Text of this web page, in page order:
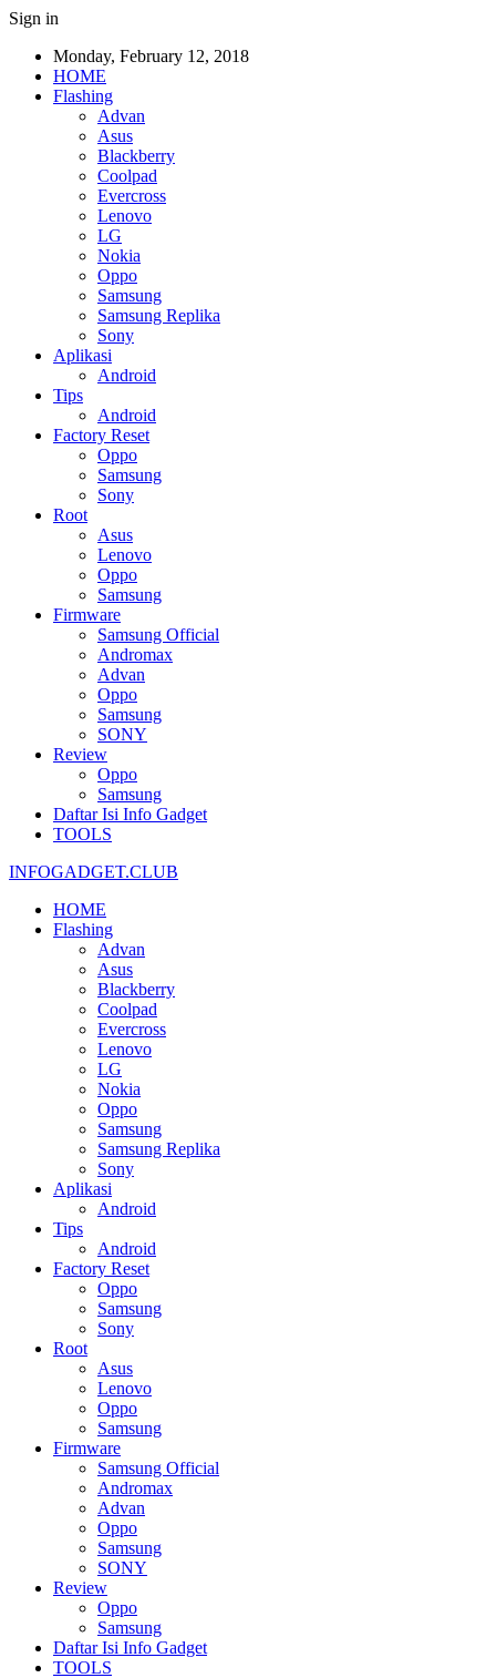
Sign in
Monday, February 12, 2018
HOME
Flashing
Advan
Asus
Blackberry
Coolpad
Evercross
Lenovo
LG
Nokia
Oppo
Samsung
Samsung Replika
Sony
Aplikasi
Android
Tips
Android
Factory Reset
Oppo
Samsung
Sony
Root
Asus
Lenovo
Oppo
Samsung
Firmware
Samsung Official
Andromax
Advan
Oppo
Samsung
SONY
Review
Oppo
Samsung
Daftar Isi Info Gadget
TOOLS
INFOGADGET.CLUB
HOME
Flashing
Advan
Asus
Blackberry
Coolpad
Evercross
Lenovo
LG
Nokia
Oppo
Samsung
Samsung Replika
Sony
Aplikasi
Android
Tips
Android
Factory Reset
Oppo
Samsung
Sony
Root
Asus
Lenovo
Oppo
Samsung
Firmware
Samsung Official
Andromax
Advan
Oppo
Samsung
SONY
Review
Oppo
Samsung
Daftar Isi Info Gadget
TOOLS